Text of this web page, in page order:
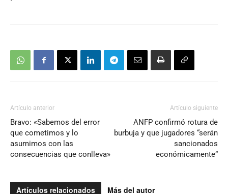
Artículo anterior
Bravo: «Sabemos del error
que cometimos y lo
asumimos con las
consecuencias que conlleva»
Artículo siguiente
ANFP confirmó rotura de
burbuja y que jugadores “serán
sancionados
económicamente”
Artículos relacionados Más del autor